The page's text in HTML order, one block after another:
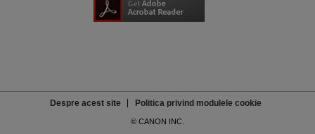
Despre acest site Politica privind modulele cookie
© CANON INC.